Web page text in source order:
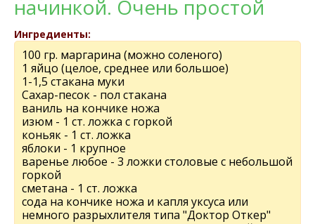
начинкой. Очень простой
Ингредиенты:
100 гр. маргарина (можно соленого)
1 яйцо (целое, среднее или большое)
1-1,5 стакана муки
Сахар-песок - пол стакана
ваниль на кончике ножа
изюм - 1 ст. ложка с горкой
коньяк - 1 ст. ложка
яблоки - 1 крупное
варенье любое - 3 ложки столовые с небольшой
горкой
сметана - 1 ст. ложка
сода на кончике ножа и капля уксуса или
немного разрыхлителя типа "Доктор Откер"